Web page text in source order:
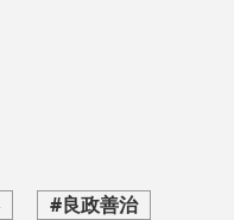
#良政善治